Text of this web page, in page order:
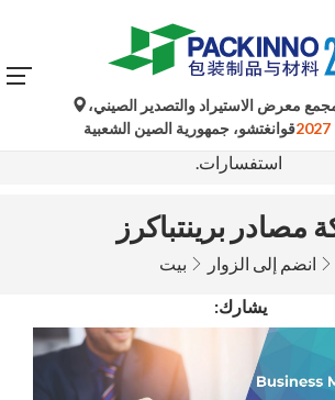
الآلية من جوجل لأغراض مرجعية فقط وقد
يُرجى الرجوع إلى النسخة الأصلية لأي
استفسارات.
معرض الاستيراد والتصدير الصيني،
قوانغتشو، جمهورية الصين الشعبية2027
مصادر برينتباكرز
بيت انضم إلى الزوار
يشارك: